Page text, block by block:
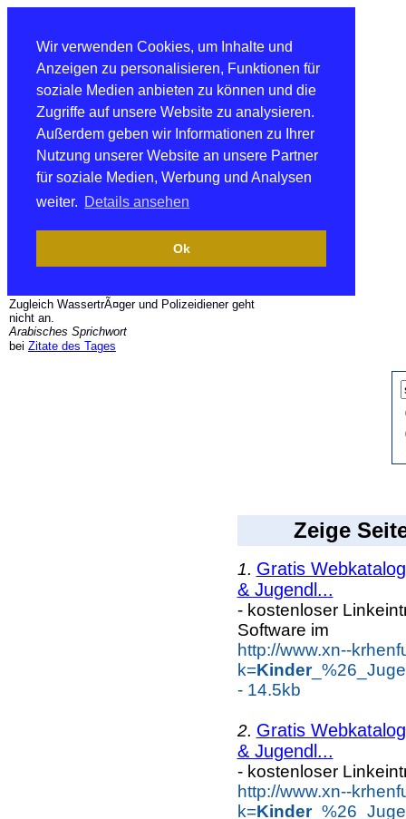
Wir verwenden Cookies, um Inhalte und
Anzeigen zu personalisieren, Funktionen für
soziale Medien anbieten zu können und die
Zugriffe auf unsere Website zu analysieren.
Außerdem geben wir Informationen zu Ihrer
Nutzung unserer Website an unsere Partner
für soziale Medien, Werbung und Analysen
weiter. Details ansehen
Ok
Zugleich WassertrÃ¤ger und Polizeidiener geht
nicht an.
Arabisches Sprichwort
bei Zitate des Tages
Zeige
1. Gratis
& Jugendl...
- kostenloser
Software im
http://www.xn--
k=Kinder
- 14.5kb
2. Gratis
& Jugendl...
- kostenloser
http://www.xn--
k=Kinder